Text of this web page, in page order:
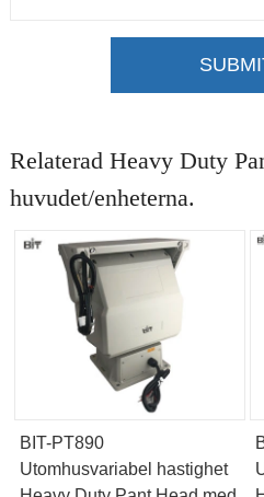
Relaterad Heavy Duty
huvudet/enheterna.
BIT-PT890
Utomhusvariabel hastighet